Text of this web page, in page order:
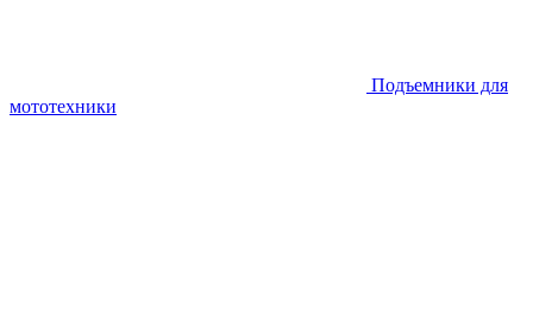
Подъемники для
мототехники